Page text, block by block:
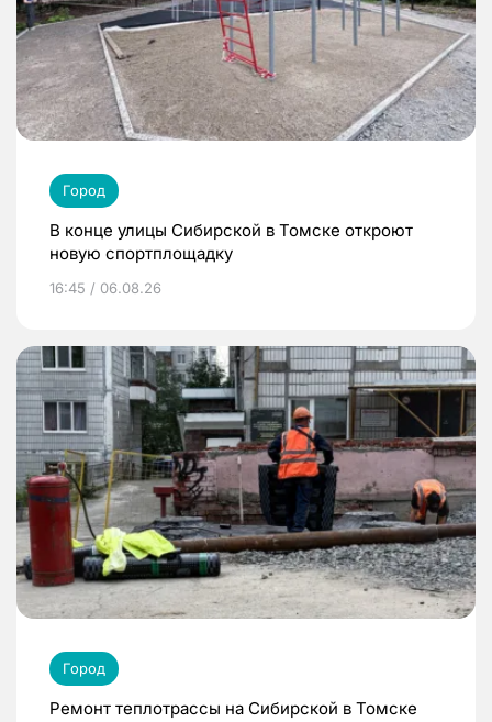
Город
В конце улицы Сибирской в Томске откроют
новую спортплощадку
16:45 / 06.08.26
Город
Ремонт теплотрассы на Сибирской в Томске